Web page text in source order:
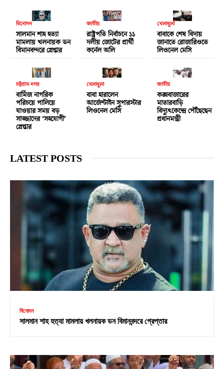
বিনোদন
সালমান শাহ হত্যা
মামলায় খলনায়ক ডন
বিমানবন্দরে গ্রেপ্তার
জাতীয়
রাষ্ট্রপতি নির্বাচনে ১১
দলীয় জোটের প্রার্থী
কর্নেল অলি
খেলাধুলা
বাবাকে শেষ বিদায়
জানাতে রোজারিওতে
লিওনেল মেসি
চট্টগ্রাম নগর
বার্মিজ নাগরিক
পরিচয়ে পালিয়ে
যাওয়ার সময় বড়
সাজ্জাদের ‘সহযোগী’
গ্রেপ্তার
খেলাধুলা
বাবা হারালেন
আর্জেন্টাইন সুপারস্টার
লিওনেল মেসি
জাতীয়
কক্সবাজারের
মাতারবাড়ি
বিদ্যুৎকেন্দ্রে পৌঁছেছেন
প্রধানমন্ত্রী
LATEST POSTS
বিনোদন
সালমান শাহ হত্যা মামলায় খলনায়ক ডন বিমানবন্দরে গ্রেপ্তার